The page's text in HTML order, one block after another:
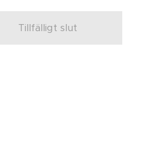
Tillfälligt slut